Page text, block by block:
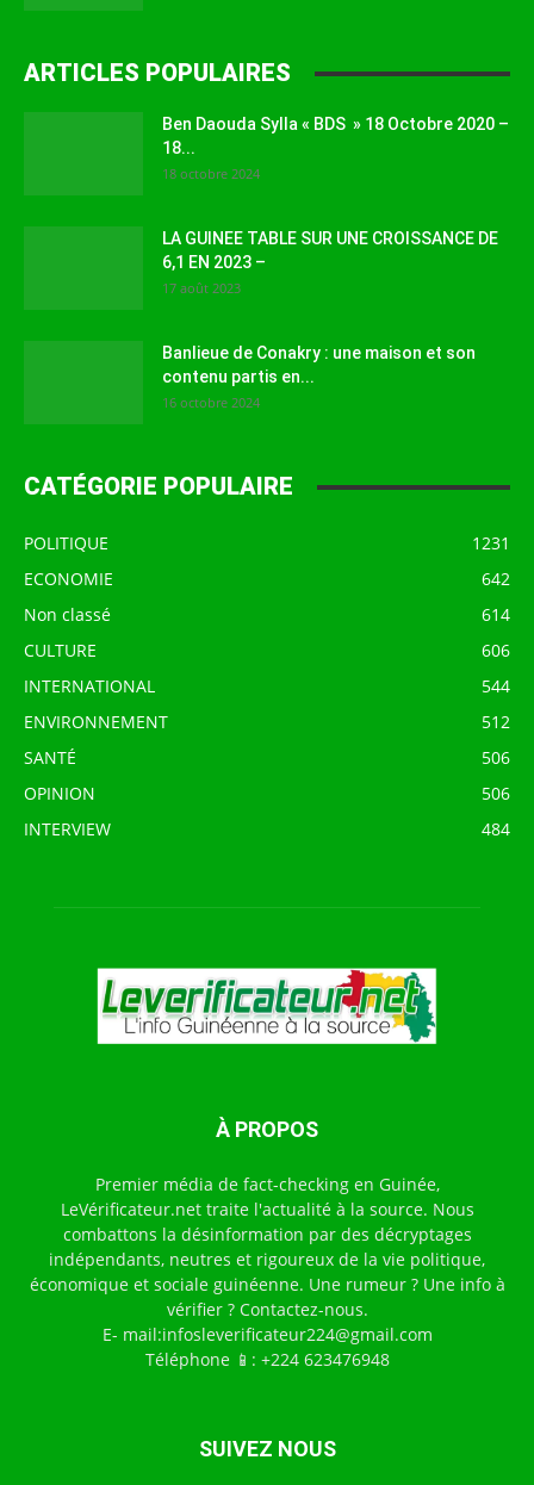
ARTICLES POPULAIRES
Ben Daouda Sylla « BDS » 18 Octobre 2020 –
18...
18 octobre 2024
LA GUINEE TABLE SUR UNE CROISSANCE DE
6,1 EN 2023 –
17 août 2023
Banlieue de Conakry : une maison et son
contenu partis en...
16 octobre 2024
CATÉGORIE POPULAIRE
POLITIQUE
1231
ECONOMIE
642
Non classé
614
CULTURE
606
INTERNATIONAL
544
ENVIRONNEMENT
512
SANTÉ
506
OPINION
506
INTERVIEW
484
À PROPOS
Premier média de fact-checking en Guinée,
LeVérificateur.net traite l'actualité à la source. Nous
combattons la désinformation par des décryptages
indépendants, neutres et rigoureux de la vie politique,
économique et sociale guinéenne. Une rumeur ? Une info à
vérifier ? Contactez-nous.
E- mail:infosleverificateur224@gmail.com
Téléphone 📱: +224 623476948
SUIVEZ NOUS